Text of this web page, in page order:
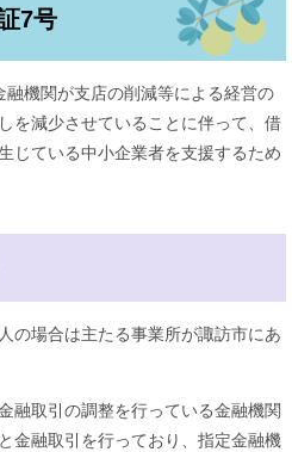
7号
機関が支店の削減等による経営の
を減少させていることに伴って、借
じている中小企業者を支援するため
の場合は主たる事業所が諏訪市にあ
融取引の調整を行っている金融機関
金融取引を行っており、指定金融機